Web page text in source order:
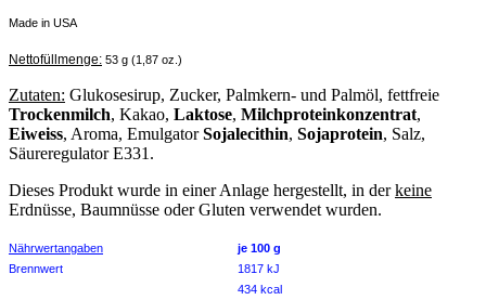
Made in USA
Nettofüllmenge: 53 g (1,87 oz.)
Zutaten: Glukosesirup, Zucker, Palmkern- und Palmöl, fettfreie
Trockenmilch, Kakao, Laktose, Milchproteinkonzentrat,
Eiweiss, Aroma, EmulgatorSojalecithin, Sojaprotein, Salz,
Säureregulator E331.
Dieses Produkt wurde in einer Anlage hergestellt, in derkeine
Erdnüsse, Baumnüsse oder Gluten verwendet wurden.
Nährwertangaben
je 100 g
Brennwert
1817 kJ
434 kcal